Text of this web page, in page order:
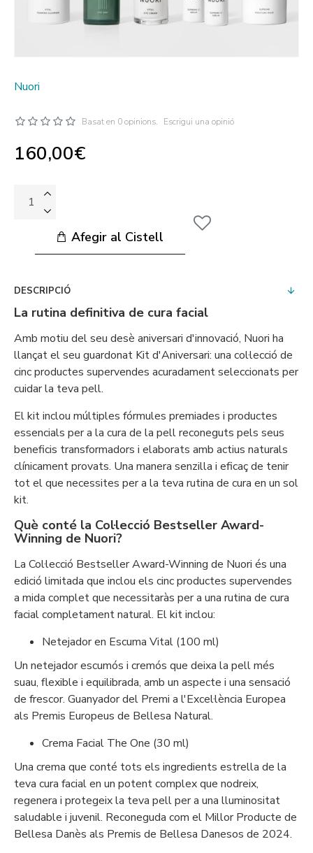
Nuori
Basat en 0 opinions. Escrigui una opinió
160,00€
Afegir al Cistell
DESCRIPCIÓ
La rutina definitiva de cura facial
Amb motiu del seu desè aniversari d'innovació, Nuori ha
llançat el seu guardonat Kit d'Aniversari: una col·lecció de
cinc productes supervendes acuradament seleccionats per
cuidar la teva pell.
El kit inclou múltiples fórmules premiades i productes
essencials per a la cura de la pell reconeguts pels seus
beneficis transformadors i elaborats amb actius naturals
clínicament provats. Una manera senzilla i eficaç de tenir
tot el que necessites per a la teva rutina de cura en un sol
kit.
Què conté la Col·lecció Bestseller Award-
Winning de Nuori?
La Col·lecció Bestseller Award-Winning de Nuori és una
edició limitada que inclou els cinc productes supervendes
a mida complet que necessitaràs per a una rutina de cura
facial completament natural. El kit inclou:
Netejador en Escuma Vital (100 ml)
Un netejador escumós i cremós que deixa la pell més
suau, flexible i equilibrada, amb un aspecte i una sensació
de frescor. Guanyador del Premi a l'Excel·lència Europea
als Premis Europeus de Bellesa Natural.
Crema Facial The One (30 ml)
Una crema que conté tots els ingredients estrella de la
teva cura facial en un potent complex que nodreix,
regenera i protegeix la teva pell per a una lluminositat
saludable i juvenil. Recone­guda com el Millor Producte de
Bellesa Danès als Premis de Bellesa Danesos de 2024.